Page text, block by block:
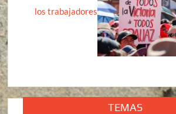
los trabajadores
TEMAS